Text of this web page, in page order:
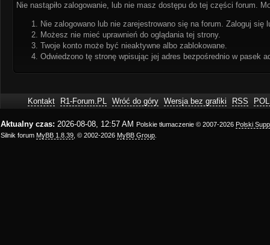
Nie nastąpiło zalogowanie, lub nie masz dostępu do tej części forum.
Nie zalogowano lub nie zarejestrowano się na forum. Zaloguj się
Możesz nie mieć uprawnień do oglądania tej strony.
Twoje konto może być nieaktywne albo zablokowane.
Odwiedzono tę stronę wpisując jej adres bezpośrednio w pasek
Kontakt R1-Forum.PL Wróć do góry Wersja bez grafiki RSS
Aktualny czas: 2026-08-08, 12:57 AM Polskie tłumaczenie © 2007-2026 Polski
Silnik forum MyBB 1.8.39 , © 2002-2026 MyBB Group